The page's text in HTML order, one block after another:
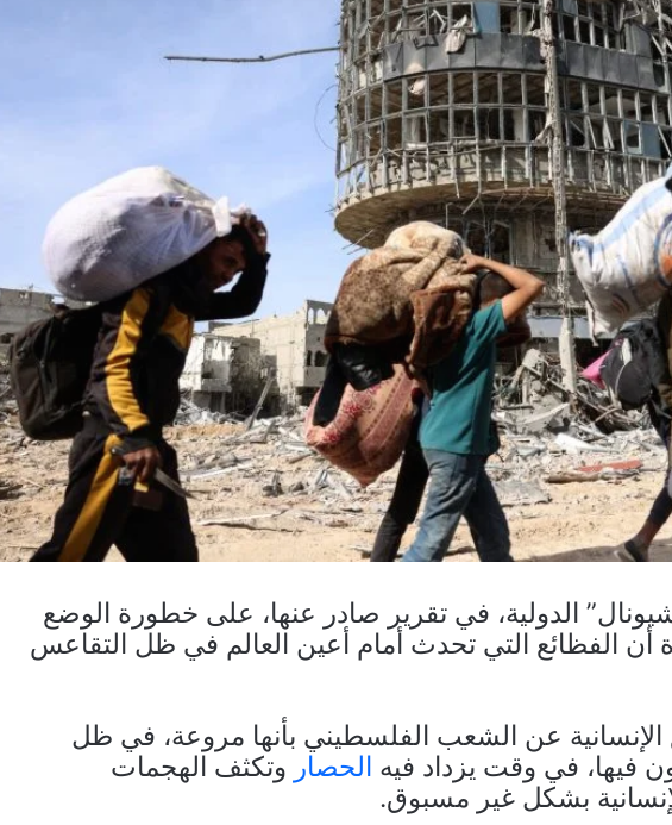
الدولية، في تقرير صادر عنها، على خطورة الوضع
أن الفظائع التي تحدث أمام أعين العالم في ظل التقاعس
عن الشعب الفلسطيني بأنها مروعة، في ظل
فيها، في وقت يزداد فيه الحصار وتكثف الهجمات
بشكل غير مسبوق.